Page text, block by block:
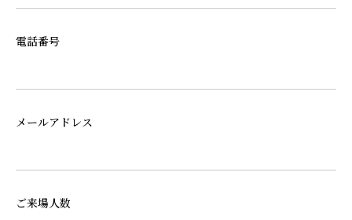
電話番号
メールアドレス
ご来場人数